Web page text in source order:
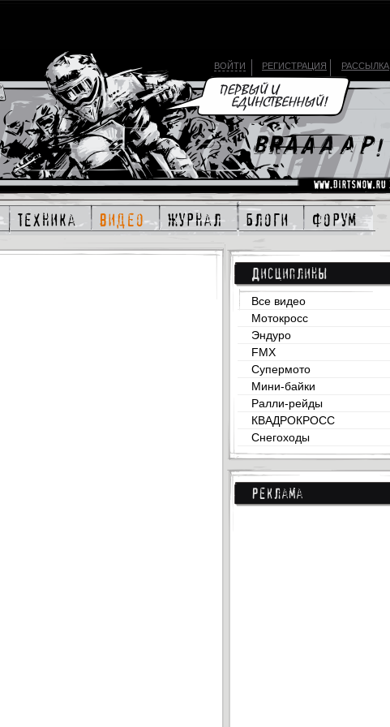
техника видео журнал блоги форум
ВОЙТИ РЕГИСТРАЦИЯ РАССЫЛКА
Дисциплины
Все видео
Мотокросс
Эндуро
FMX
Супермото
Мини-байки
Ралли-рейды
КВАДРОКРОСС
Снегоходы
Реклама